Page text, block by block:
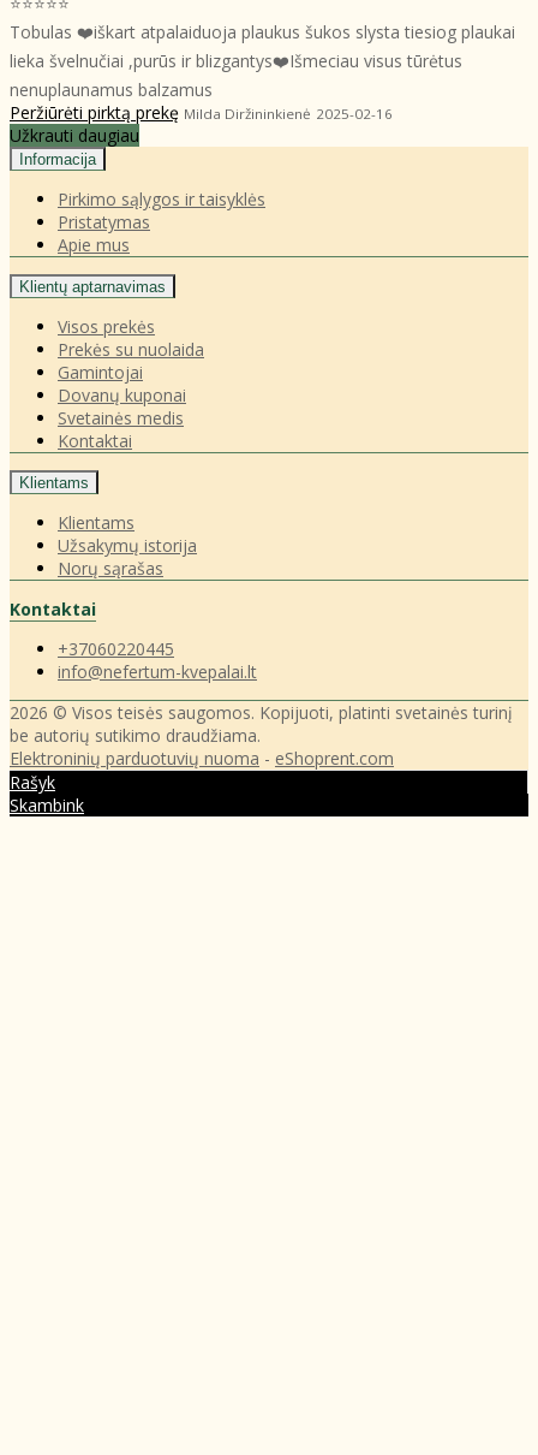
Tobulas ❤️iškart atpalaiduoja plaukus šukos slysta tiesiog plaukai
lieka švelnučiai ,purūs ir blizgantys❤️Išmeciau visus tūrėtus
nenuplaunamus balzamus
Peržiūrėti pirktą prekę Milda Diržininkienė 2025-02-16
Užkrauti daugiau
Informacija
Pirkimo sąlygos ir taisyklės
Pristatymas
Apie mus
Klientų aptarnavimas
Visos prekės
Prekės su nuolaida
Gamintojai
Dovanų kuponai
Svetainės medis
Kontaktai
Klientams
Klientams
Užsakymų istorija
Norų sąrašas
Kontaktai
+37060220445
info@nefertum-kvepalai.lt
2026 © Visos teisės saugomos. Kopijuoti, platinti svetainės turinį
be autorių sutikimo draudžiama.
Elektroninių parduotuvių nuoma - eShoprent.com
Rašyk
Skambink